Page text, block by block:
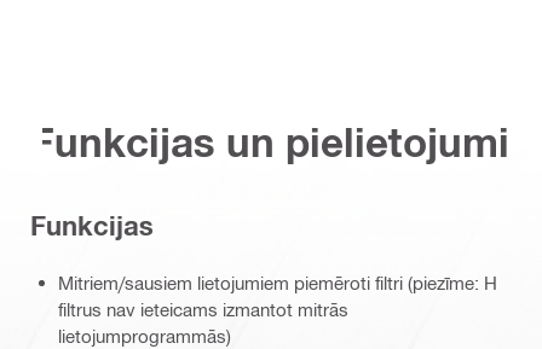
Funkcijas un pielietojumi
Funkcijas
Mitriem/sausiem lietojumiem piemēroti filtri (piezīme: H
filtrus nav ieteicams izmantot mitrās
lietojumprogrammās)